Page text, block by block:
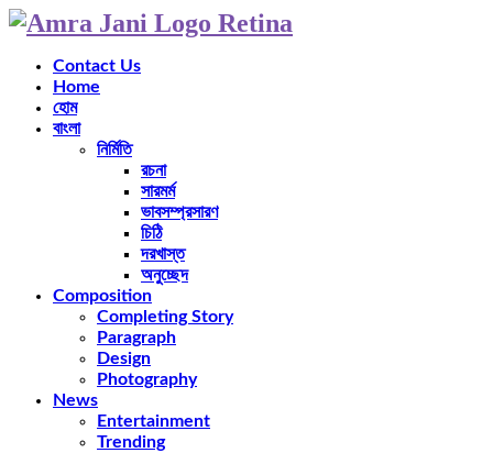
Contact Us
Home
হোম
বাংলা
নির্মিতি
রচনা
সারমর্ম
ভাবসম্প্রসারণ
চিঠি
দরখাস্ত
অনুচ্ছেদ
Composition
Completing Story
Paragraph
Design
Photography
News
Entertainment
Trending